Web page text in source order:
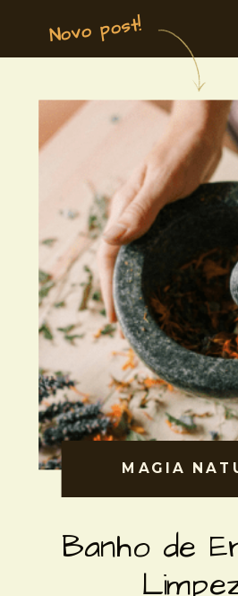
MAGIA
Banho de
MAGIA
Novo post!